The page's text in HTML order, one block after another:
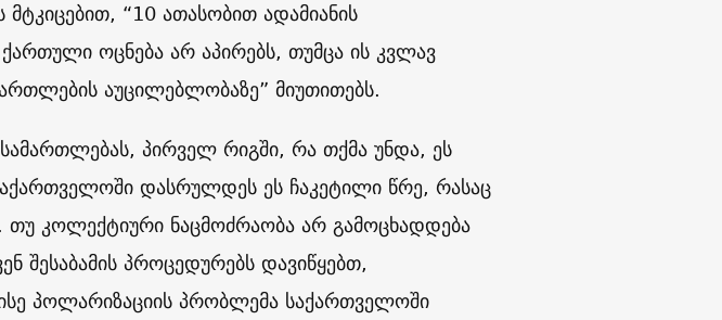
“10 ათასობით ადამიანის
ოცნება არ აპირებს, თუმცა ის კვლავ
აუცილებლობაზე” მიუთითებს.
პირველ რიგში, რა თქმა უნდა, ეს
დასრულდეს ეს ჩაკეტილი წრე, რასაც
თუ კოლექტიური ნაცმოძრაობა არ გამოცხადდება
შესაბამის პროცედურებს დავიწყებთ,
პოლარიზაციის პრობლემა საქართველოში